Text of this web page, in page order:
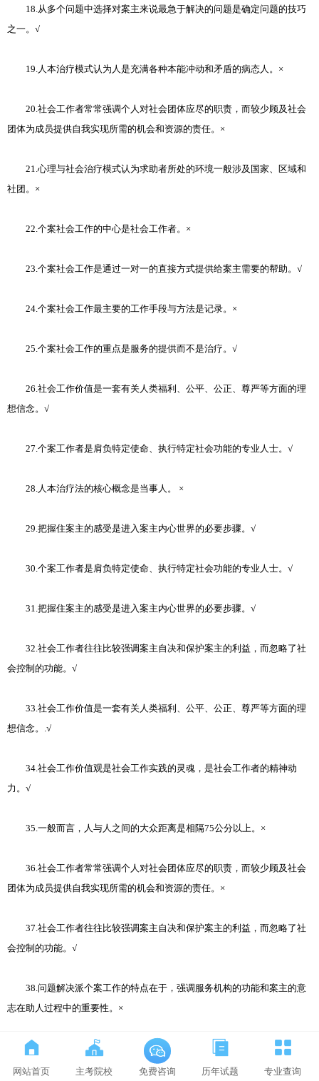
18.从多个问题中选择对案主来说最急于解决的问题是确定问题的技巧
之一。√
19.人本治疗模式认为人是充满各种本能冲动和矛盾的病态人。×
20.社会工作者常常强调个人对社会团体应尽的职责，而较少顾及社会
团体为成员提供自我实现所需的机会和资源的责任。×
21.心理与社会治疗模式认为求助者所处的环境一般涉及国家、区域和
社团。×
22.个案社会工作的中心是社会工作者。×
23.个案社会工作是通过一对一的直接方式提供给案主需要的帮助。√
24.个案社会工作最主要的工作手段与方法是记录。×
25.个案社会工作的重点是服务的提供而不是治疗。√
26.社会工作价值是一套有关人类福利、公平、公正、尊严等方面的理
想信念。√
27.个案工作者是肩负特定使命、执行特定社会功能的专业人士。√
28.人本治疗法的核心概念是当事人。 ×
29.把握住案主的感受是进入案主内心世界的必要步骤。√
30.个案工作者是肩负特定使命、执行特定社会功能的专业人士。√
31.把握住案主的感受是进入案主内心世界的必要步骤。√
32.社会工作者往往比较强调案主自决和保护案主的利益，而忽略了社
会控制的功能。√
33.社会工作价值是一套有关人类福利、公平、公正、尊严等方面的理
想信念。.√
34.社会工作价值观是社会工作实践的灵魂，是社会工作者的精神动
力。√
35.一般而言，人与人之间的大众距离是相隔75公分以上。×
36.社会工作者常常强调个人对社会团体应尽的职责，而较少顾及社会
团体为成员提供自我实现所需的机会和资源的责任。×
37.社会工作者往往比较强调案主自决和保护案主的利益，而忽略了社
会控制的功能。√
38.问题解决派个案工作的特点在于，强调服务机构的功能和案主的意
志在助人过程中的重要性。×
39.良好的专业关系是个案工作达成助人目标的基础。√
网站首页 主考院校 免费咨询 历年试题 专业查询